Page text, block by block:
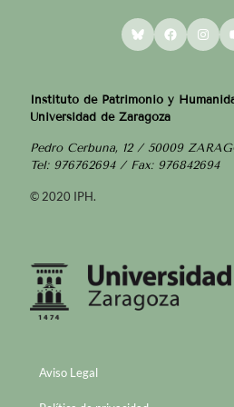
BlueskyFacebook
Instituto de Patrimonio y
Universidad de Zaragoza
Pedro Cerbuna, 12 / 50009
Tel: 976762694 / Fax: 976842694
© 2020 IPH.
Aviso Legal